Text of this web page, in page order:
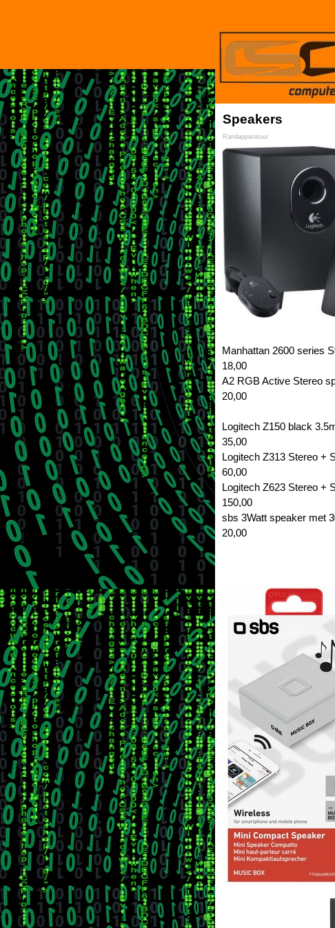
Speakers
Randapparatuur
Manhattan
18,00
A2 RGB
20,00
Logitech Z150 black
35,00
Logitech Z313 Stereo +
60,00
Logitech Z623 Stereo +
150,00
sbs 3Watt speaker
20,00